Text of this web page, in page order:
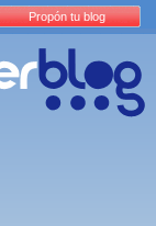
Propón tu blog